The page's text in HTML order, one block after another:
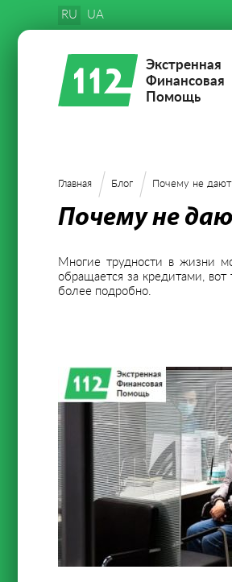
RU UA
Экстренная
Финансовая
Помощь
Главная Блог Почему не
Почему не
Многие трудности в жизни
обращается за кредитами,
более подробно.